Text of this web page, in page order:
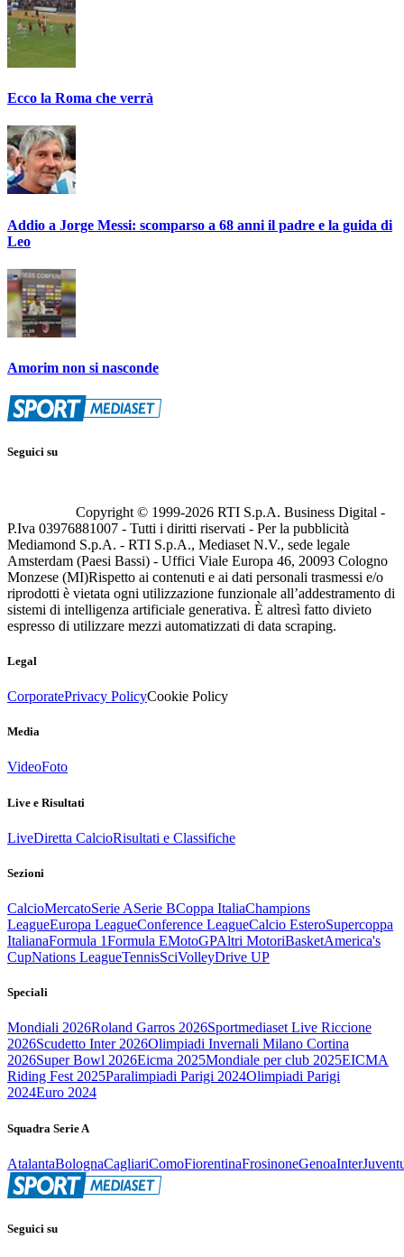
Ecco la Roma che verrà
Addio a Jorge Messi: scomparso a 68 anni il padre e la guida di
Leo
Amorim non si nasconde
Seguici su
Copyright © 1999-2026 RTI S.p.A. Business Digital -
P.Iva 03976881007 - Tutti i diritti riservati - Per la pubblicità
Mediamond S.p.A. - RTI S.p.A., Mediaset N.V., sede legale
Amsterdam (Paesi Bassi) - Uffici Viale Europa 46, 20093 Cologno
Monzese (MI)Rispetto ai contenuti e ai dati personali trasmessi e/o
riprodotti è vietata ogni utilizzazione funzionale all’addestramento di
sistemi di intelligenza artificiale generativa. È altresì fatto divieto
espresso di utilizzare mezzi automatizzati di data scraping.
Legal
CorporatePrivacy PolicyCookie Policy
Media
VideoFoto
Live e Risultati
LiveDiretta CalcioRisultati e Classifiche
Sezioni
CalcioMercatoSerie ASerie BCoppa ItaliaChampions
LeagueEuropa LeagueConference LeagueCalcio EsteroSupercoppa
ItalianaFormula 1Formula EMotoGPAltri MotoriBasketAmerica's
CupNations LeagueTennisSciVolleyDrive UP
Speciali
Mondiali 2026Roland Garros 2026Sportmediaset Live Riccione
2026Scudetto Inter 2026Olimpiadi Invernali Milano Cortina
2026Super Bowl 2026Eicma 2025Mondiale per club 2025EICMA
Riding Fest 2025Paralimpiadi Parigi 2024Olimpiadi Parigi
2024Euro 2024
Squadra Serie A
AtalantaBolognaCagliariComoFiorentinaFrosinoneGenoaInter
Seguici su